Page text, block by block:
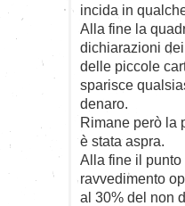
incida in
Alla fine la
dichiarazioni
delle piccole
sparisce
denaro.
Rimane però la
è stata aspra.
Alla fine il
ravvedimento
al 30% del non